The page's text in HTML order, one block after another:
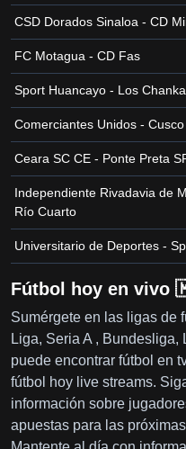
CSD Dorados Sinaloa - CD
FC Motagua - CD Fas
Sport Huancayo - Los
Comerciantes Unidos -
Ceara SC CE - Ponte Preta
Independiente Rivadavia de
Río Cuarto
Universitario de Deportes -
Fútbol hoy en vivo
Sumérgete en las ligas de
Liga, Seria A ,
puede encontrar fútbol en
fútbol hoy live streams.
información sobre
apuestas para las